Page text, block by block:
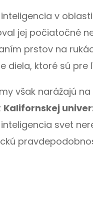
v
jej počiatočné
prstov na
diela, ktoré sú
však narážajú
Kalifornskej
svet